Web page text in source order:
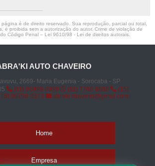
é de direito reservado. Sua reprodução, parcial ou total,
é proibida sem a autorização do autor. Crime de violação de
Código Penal – Lei 9610/98 - Lei de direitos autorais
AUTO CHAVEIRO
2669- Maria Eugenia - Sorocaba - SP
(11) 99999-9999 (11) 7788-8888
(15)
99796-9373 abraki.chaveiro@gmail.com
Home
Empresa